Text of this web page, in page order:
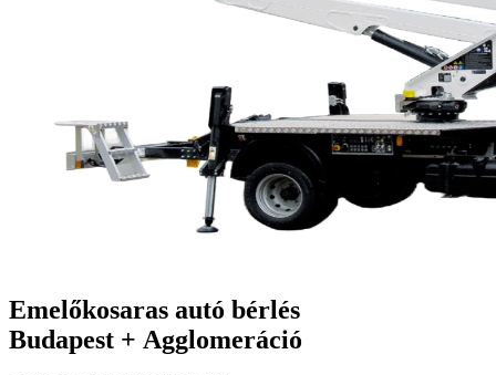
Emelőkosaras autó bérlés
Budapest + Agglomeráció